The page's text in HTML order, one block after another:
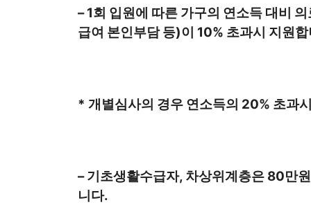
– 1회 입원에 따른 가구의 연소득 대비
급여 본인부담 등)이 10% 초과시 지원
* 개별심사의 경우 연소득의 20% 초과
– 기초생활수급자, 차상위계층은 80만
니다.